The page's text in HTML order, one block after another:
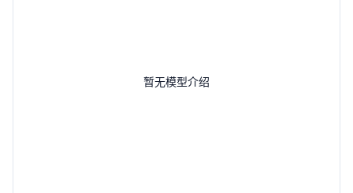
暂无模型介绍